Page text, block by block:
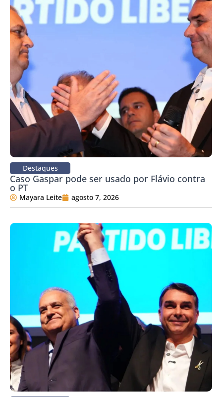
Destaques
Caso Gaspar pode ser usado por Flávio contra
o PT
Mayara Leite agosto 7, 2026